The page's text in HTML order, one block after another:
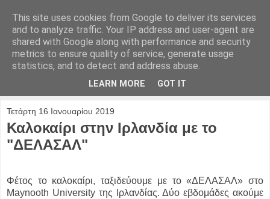
Τετάρτη 16 Ιανουαρίου 2019
Καλοκαίρι στην Ιρλανδία με το
"ΔΕΛΑΣΑΛ"
Φέτος το καλοκαίρι, ταξιδεύουμε με το «ΔΕΛΑΣΑΛ» στο
Maynooth University της Ιρλανδίας. Δύο εβδομάδες ακούμε
This site uses cookies from Google to deliver its services
and to analyze traffic. Your IP address and user-agent are
shared with Google along with performance and security
metrics to ensure quality of service, generate usage
statistics, and to detect and address abuse.
LEARN MORE GOT IT